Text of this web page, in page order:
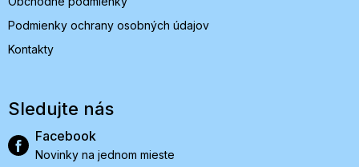
Podmienky ochrany osobných údajov
Kontakty
Sledujte nás
Facebook
Novinky na jednom mieste